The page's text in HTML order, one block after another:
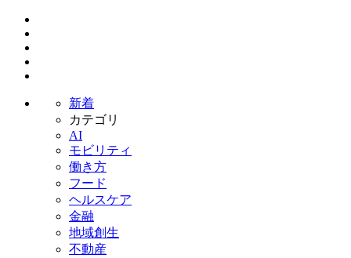
新着
カテゴリ
AI
モビリティ
働き方
フード
ヘルスケア
金融
地域創生
不動産